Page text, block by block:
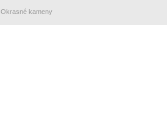
Okrasné kameny